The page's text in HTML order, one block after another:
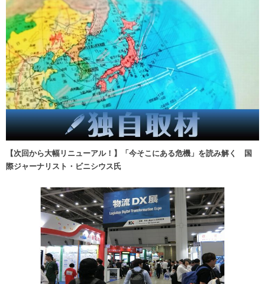
【次回から大幅リニューアル！】「今そこにある危機」を読み解く 国
際ジャーナリスト・ビニシウス氏